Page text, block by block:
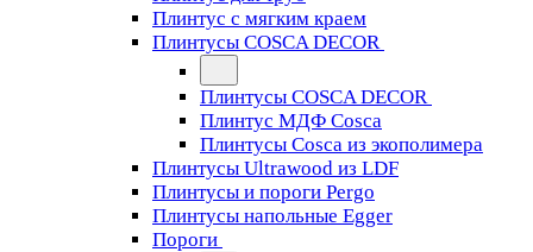
Плинтус с мягким краем
Плинтусы COSCA DECOR
Плинтусы COSCA DECOR
Плинтус МДФ Cosca
Плинтусы Cosca из экополимера
Плинтусы Ultrawood из LDF
Плинтусы и пороги Pergo
Плинтусы напольные Egger
Пороги